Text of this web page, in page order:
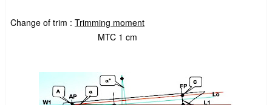
Change of trim : Trimming moment
MTC 1 cm